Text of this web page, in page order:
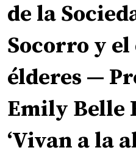
de la
Socorro y
élderes —
Emily Belle
‘Vivan a la